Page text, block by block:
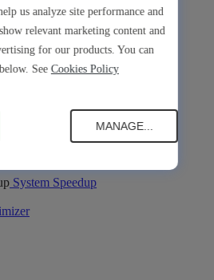
Safe Shopping
Avira Browser Safety
Password Manager
Avira Secure Browser
System Speedup
us analyze site performance and
relevant marketing content and
for our products. You can
See Cookies Policy
MANAGE...